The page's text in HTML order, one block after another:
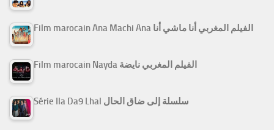
Film marocain Ana Machi Ana الفيلم المغربي أنا ماشي أنا
Film marocain Nayda الفيلم المغربي نايضة
Série Ila Da9 Lhal سلسلة إلى ضاق الحال